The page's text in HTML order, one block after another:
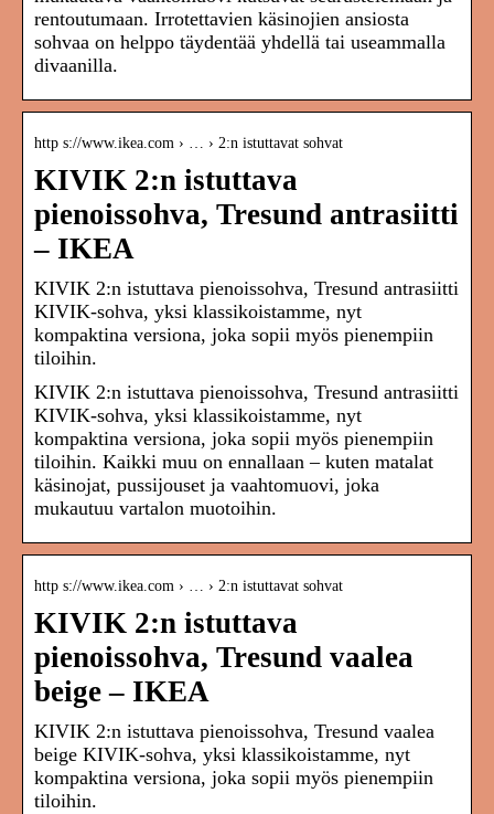
rentoutumaan. Irrotettavien käsinojien ansiosta
sohvaa on helppo täydentää yhdellä tai useammalla
divaanilla.
http s://www.ikea.com › … › 2:n istuttavat sohvat
KIVIK 2:n istuttava
pienoissohva, Tresund antrasiitti
– IKEA
KIVIK 2:n istuttava pienoissohva, Tresund antrasiitti
KIVIK-sohva, yksi klassikoistamme, nyt
kompaktina versiona, joka sopii myös pienempiin
tiloihin.
KIVIK 2:n istuttava pienoissohva, Tresund antrasiitti
KIVIK-sohva, yksi klassikoistamme, nyt
kompaktina versiona, joka sopii myös pienempiin
tiloihin. Kaikki muu on ennallaan – kuten matalat
käsinojat, pussijouset ja vaahtomuovi, joka
mukautuu vartalon muotoihin.
http s://www.ikea.com › … › 2:n istuttavat sohvat
KIVIK 2:n istuttava
pienoissohva, Tresund vaalea
beige – IKEA
KIVIK 2:n istuttava pienoissohva, Tresund vaalea
beige KIVIK-sohva, yksi klassikoistamme, nyt
kompaktina versiona, joka sopii myös pienempiin
tiloihin.